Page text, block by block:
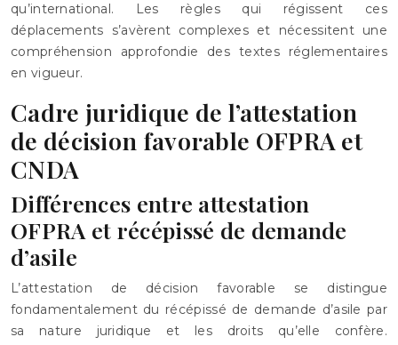
qu’international. Les règles qui régissent ces
déplacements s’avèrent complexes et nécessitent une
compréhension approfondie des textes réglementaires
en vigueur.
Cadre juridique de l’attestation
de décision favorable OFPRA et
CNDA
Différences entre attestation
OFPRA et récépissé de demande
d’asile
L’attestation de décision favorable se distingue
fondamentalement du récépissé de demande d’asile par
sa nature juridique et les droits qu’elle confère.